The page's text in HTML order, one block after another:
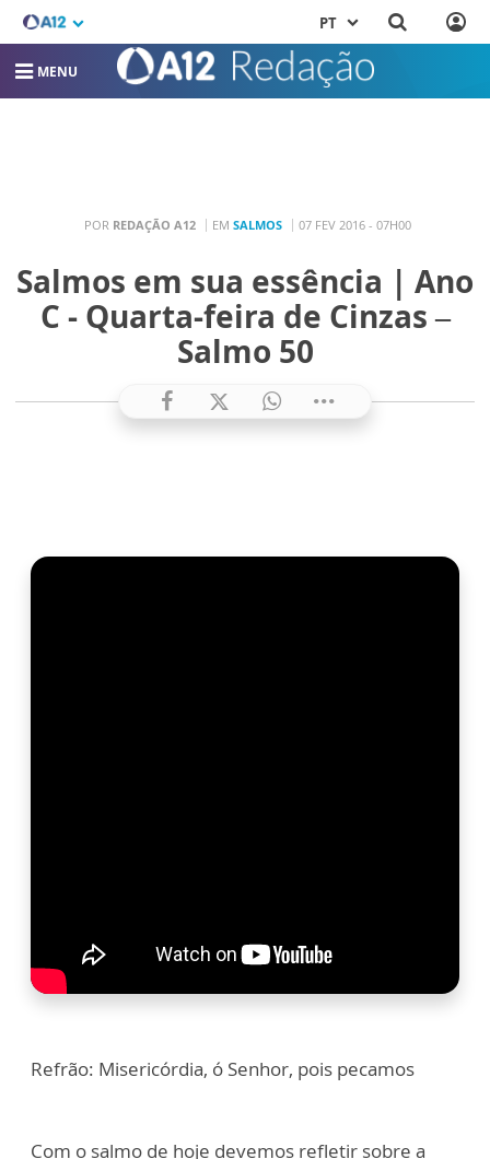
PT
MENU
POR REDAÇÃO A12 EM SALMOS 07 FEV 2016 - 07H00
Salmos em sua essência | Ano
C - Quarta-feira de Cinzas –
Salmo 50
Refrão: Misericórdia, ó Senhor, pois pecamos
Com o salmo de hoje devemos refletir sobre a